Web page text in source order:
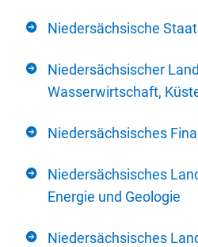
Niedersächsische
Niedersächsischer
Wasserwirtschaft,
Niedersächsisches
Niedersächsisches
Energie und Geologie
Niedersächsisches